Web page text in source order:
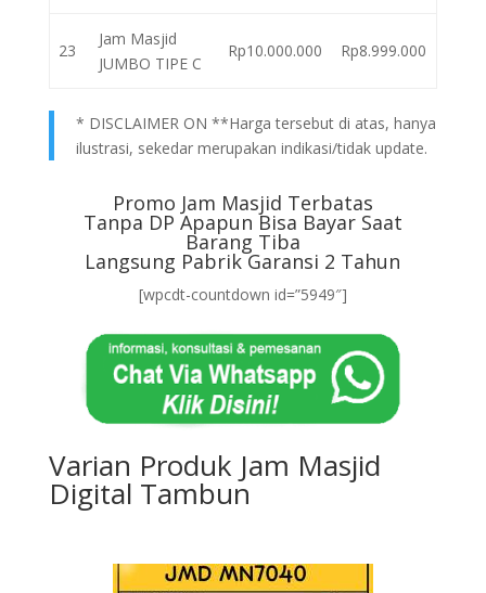
23
Jam Masjid
JUMBO TIPE C
Rp10.000.000 Rp8.999.000
* DISCLAIMER ON **Harga tersebut di atas, hanya
ilustrasi, sekedar merupakan indikasi/tidak update.
Promo Jam Masjid Terbatas
Tanpa DP Apapun Bisa Bayar Saat
Barang Tiba
Langsung Pabrik Garansi 2 Tahun
[wpcdt-countdown id=”5949″]
Varian Produk Jam Masjid
Digital Tambun